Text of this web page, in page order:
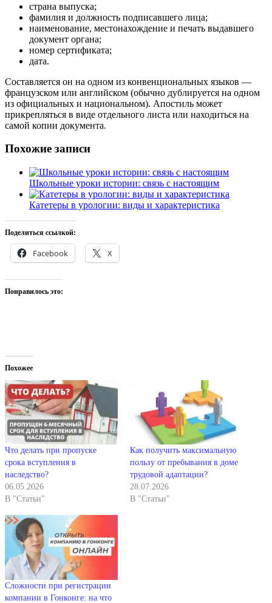
страна выпуска;
фамилия и должность подписавшего лица;
наименование, местонахождение и печать выдавшего
документ органа;
номер сертификата;
дата.
Составляется он на одном из конвенциональных языков —
французском или английском (обычно дублируется на одном
из официальных и национальном). Апостиль может
прикрепляться в виде отдельного листа или находиться на
самой копии документа.
Похожие записи
Школьные уроки истории: связь с настоящим
Катетеры в урологии: виды и характеристика
Поделиться ссылкой:
Facebook X
Понравилось это:
Похожее
Что делать при пропуске
срока вступления в
наследство?
06.05.2026
В "Статьи"
Как получить максимальную
пользу от пребывания в доме
трудовой адаптации?
28.07.2026
В "Статьи"
Сложности при регистрации
компании в Гонконге: на что